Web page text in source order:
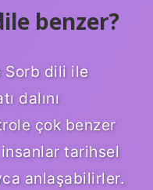
benzer?
Sorb dili ile
dalını
çok benzer
tarihsel
anlaşabilirler.